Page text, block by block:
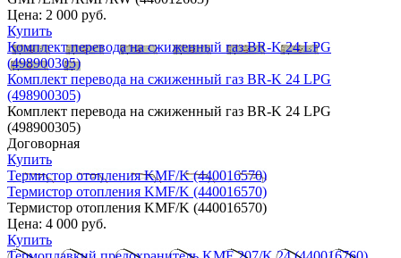
Цена: 2 000 руб.
Купить
Комплект перевода на сжиженный газ BR-K 24 LPG
(498900305)
Комплект перевода на сжиженный газ BR-K 24 LPG
(498900305)
Комплект перевода на сжиженный газ BR-K 24 LPG
(498900305)
Договорная
Купить
Термистор отопления KMF/K (440016570)
Термистор отопления KMF/K (440016570)
Термистор отопления KMF/K (440016570)
Цена: 4 000 руб.
Купить